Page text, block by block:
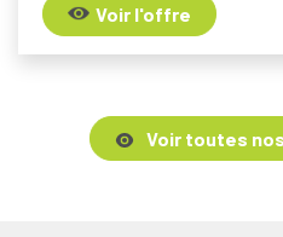
Voir l'offre
Voir toutes